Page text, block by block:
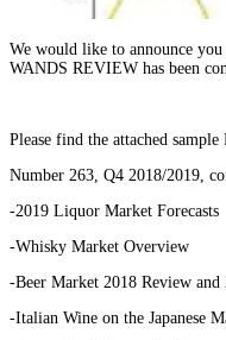
We would like to announce
WANDS REVIEW has been
Please find the attached sample
Number 263, Q4 2018/2019,
-2019 Liquor Market Forecasts
-Whisky Market Overview
-Beer Market 2018 Review and
-Italian Wine on the Japanese